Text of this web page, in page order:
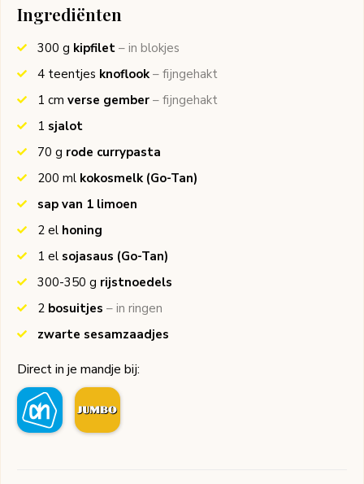
Ingrediënten
300 g kipfilet – in blokjes
4 teentjes knoflook – fijngehakt
1 cm verse gember – fijngehakt
1 sjalot
70 g rode currypasta
200 ml kokosmelk (Go-Tan)
sap van 1 limoen
2 el honing
1 el sojasaus (Go-Tan)
300-350 g rijstnoedels
2 bosuitjes – in ringen
zwarte sesamzaadjes
Direct in je mandje bij: